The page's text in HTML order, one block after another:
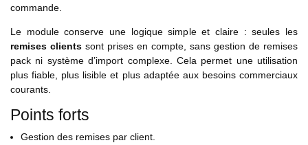
commande.
Le module conserve une logique simple et claire : seules les
remises clients sont prises en compte, sans gestion de remises
pack ni système d’import complexe. Cela permet une utilisation
plus fiable, plus lisible et plus adaptée aux besoins commerciaux
courants.
Points forts
Gestion des remises par client.